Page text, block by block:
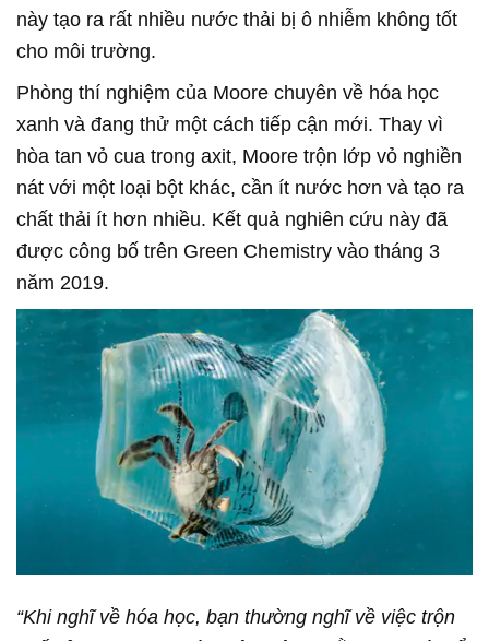
này tạo ra rất nhiều nước thải bị ô nhiễm không tốt
cho môi trường.
Phòng thí nghiệm của Moore chuyên về hóa học
xanh và đang thử một cách tiếp cận mới. Thay vì
hòa tan vỏ cua trong axit, Moore trộn lớp vỏ nghiền
nát với một loại bột khác, cần ít nước hơn và tạo ra
chất thải ít hơn nhiều. Kết quả nghiên cứu này đã
được công bố trên Green Chemistry vào tháng 3
năm 2019.
“Khi nghĩ về hóa học, bạn thường nghĩ về việc trộn